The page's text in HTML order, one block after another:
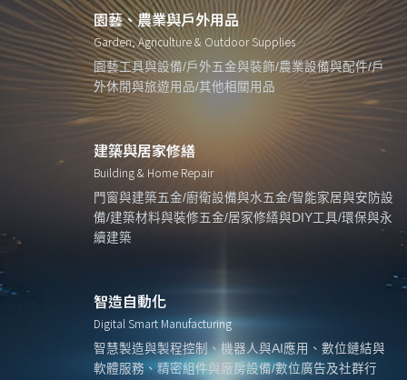
園藝、農業與戶外用品
Garden, Agriculture & Outdoor Supplies
園藝工具與設備/戶外五金與裝飾/農業設備與配件/戶
外休閒與旅遊用品/其他相關用品
建築與居家修繕
Building & Home Repair
門窗與建築五金/廚衛設備與水五金/智能家居與安防設
備/建築材料與裝修五金/居家修繕與DIY工具/環保與永
續建築
智造自動化
Digital Smart Manufacturing
智慧製造與製程控制、機器人與AI應用、數位鏈結與
軟體服務、精密組件與廠房設備/數位廣告及社群行